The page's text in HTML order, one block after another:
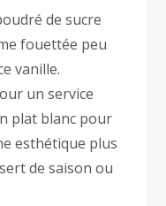
de sucre
fouettée peu
vanille.
un service
plat blanc pour
esthétique plus
de saison ou